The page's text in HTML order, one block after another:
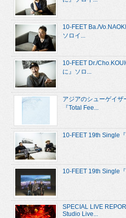
10-FEET Ba./
ソロイ...
10-FEET Dr./
に』ソロ...
アジアのシューゲイザ
『Total Fee...
10-FEET 19th Single
10-FEET 19th Single
SPECIAL LIVE
Studio Live...